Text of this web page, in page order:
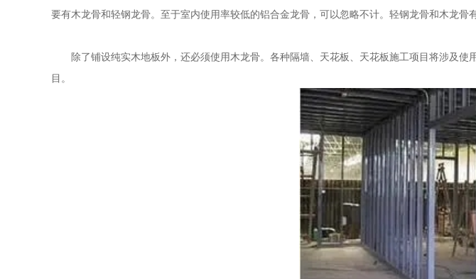
要有木龙骨和轻钢龙骨。至于室内使用率较低的铝合金龙骨，可以忽略不计。轻钢龙骨和木龙
除了铺设纯实木地板外，还必须使用木龙骨。各种隔墙、天花板、天花板施工项目将涉及使
目。